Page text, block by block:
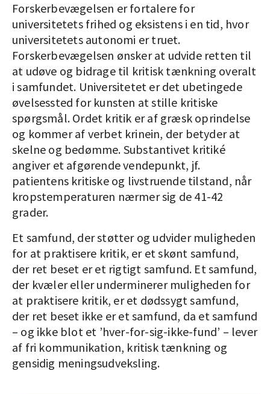
Forskerbevægelsen er fortalere for
universitetets frihed og eksistens i en tid, hvor
universitetets autonomi er truet.
Forskerbevægelsen ønsker at udvide retten til
at udøve og bidrage til kritisk tænkning overalt
i samfundet. Universitetet er det ubetingede
øvelsessted for kunsten at stille kritiske
spørgsmål. Ordet kritik er af græsk oprindelse
og kommer af verbet krinein, der betyder at
skelne og bedømme. Substantivet kritiké
angiver et afgørende vendepunkt, jf.
patientens kritiske og livstruende tilstand, når
kropstemperaturen nærmer sig de 41-42
grader.
Et samfund, der støtter og udvider muligheden
for at praktisere kritik, er et skønt samfund,
der ret beset er et rigtigt samfund. Et samfund,
der kvæler eller underminerer muligheden for
at praktisere kritik, er et dødssygt samfund,
der ret beset ikke er et samfund, da et samfund
– og ikke blot et ’hver-for-sig-ikke-fund’ – lever
af fri kommunikation, kritisk tænkning og
gensidig meningsudveksling.